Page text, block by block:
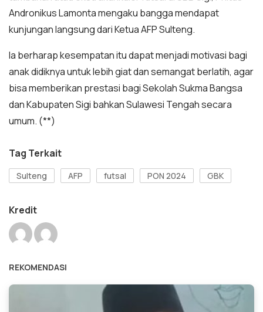
Andronikus Lamonta mengaku bangga mendapat
kunjungan langsung dari Ketua AFP Sulteng.
Ia berharap kesempatan itu dapat menjadi motivasi bagi
anak didiknya untuk lebih giat dan semangat berlatih, agar
bisa memberikan prestasi bagi Sekolah Sukma Bangsa
dan Kabupaten Sigi bahkan Sulawesi Tengah secara
umum. (**)
Tag Terkait
Sulteng AFP futsal PON 2024 GBK
Kredit
REKOMENDASI